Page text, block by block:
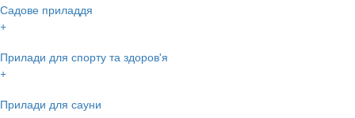
Садове приладдя
+
Прилади для спорту та здоров'я
+
Прилади для сауни